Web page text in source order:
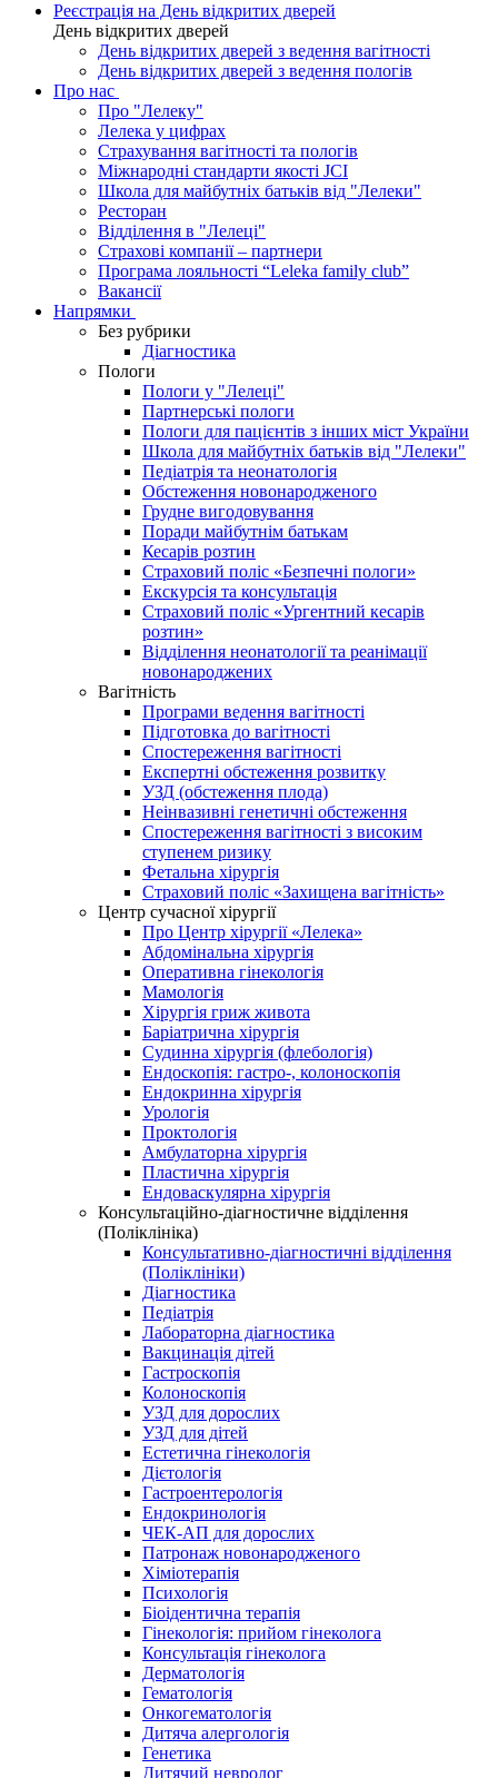
Реєстрація на День відкритих дверей
День відкритих дверей
День відкритих дверей з ведення вагітності
День відкритих дверей з ведення пологів
Про нас
Про "Лелеку"
Лелека у цифрах
Страхування вагітності та пологів
Міжнародні стандарти якості JCI
Школа для майбутніх батьків від "Лелеки"
Ресторан
Відділення в "Лелеці"
Страхові компанії – партнери
Програма лояльності “Leleka family club”
Вакансії
Напрямки
Без рубрики
Діагностика
Пологи
Пологи у "Лелеці"
Партнерські пологи
Пологи для пацієнтів з інших міст України
Школа для майбутніх батьків від "Лелеки"
Педіатрія та неонатологія
Обстеження новонародженого
Грудне вигодовування
Поради майбутнім батькам
Кесарів розтин
Страховий поліс «Безпечні пологи»
Екскурсія та консультація
Страховий поліс «Ургентний кесарів
розтин»
Відділення неонатології та реанімації
новонароджених
Вагітність
Програми ведення вагітності
Підготовка до вагітності
Спостереження вагітності
Експертні обстеження розвитку
УЗД (обстеження плода)
Неінвазивні генетичні обстеження
Спостереження вагітності з високим
ступенем ризику
Фетальна хірургія
Страховий поліс «Захищена вагітність»
Центр сучасної хірургії
Про Центр хірургії «Лелека»
Абдомінальна хірургія
Оперативна гінекологія
Мамологія
Хірургія гриж живота
Баріатрична хірургія
Судинна хірургія (флебологія)
Ендоскопія: гастро-, колоноскопія
Ендокринна хірургія
Урологія
Проктологія
Амбулаторна хірургія
Пластична хірургія
Ендоваскулярна хірургія
Консультаційно-діагностичне відділення
(Поліклініка)
Консультативно-діагностичні відділення
(Поліклініки)
Діагностика
Педіатрія
Лабораторна діагностика
Вакцинація дітей
Гастроскопія
Колоноскопія
УЗД для дорослих
УЗД для дітей
Естетична гінекологія
Дієтологія
Гастроентерологія
Ендокринологія
ЧЕК-АП для дорослих
Патронаж новонародженого
Хіміотерапія
Психологія
Біоідентична терапія
Гінекологія: прийом гінеколога
Консультація гінеколога
Дерматологія
Гематологія
Онкогематологія
Дитяча алергологія
Генетика
Дитячий невролог